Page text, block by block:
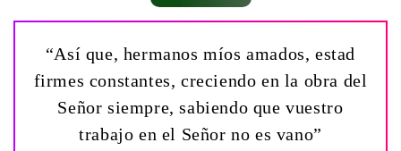
“Así que, hermanos míos amados, estad
firmes constantes, creciendo en la obra del
Señor siempre, sabiendo que vuestro
trabajo en el Señor no es vano”